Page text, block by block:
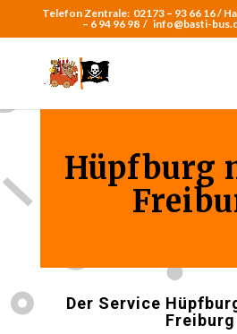
Telefon Zentrale: 02173 – 93 66 16 /
– 6 94 96 98 / info@basti-
Hüpfburg
Der Service
Freiburg